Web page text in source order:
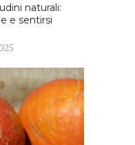
naturali:
e sentirsi